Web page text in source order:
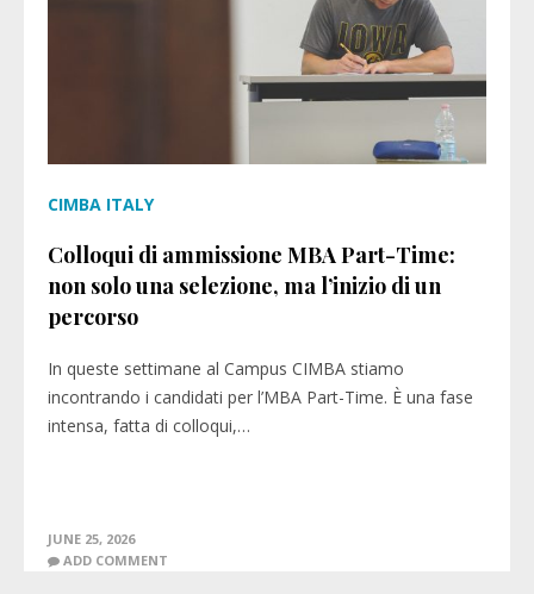
CIMBA ITALY
Colloqui di ammissione MBA Part-Time:
non solo una selezione, ma l’inizio di un
percorso
In queste settimane al Campus CIMBA stiamo
incontrando i candidati per l’MBA Part-Time. È una fase
intensa, fatta di colloqui,…
JUNE 25, 2026
ADD COMMENT